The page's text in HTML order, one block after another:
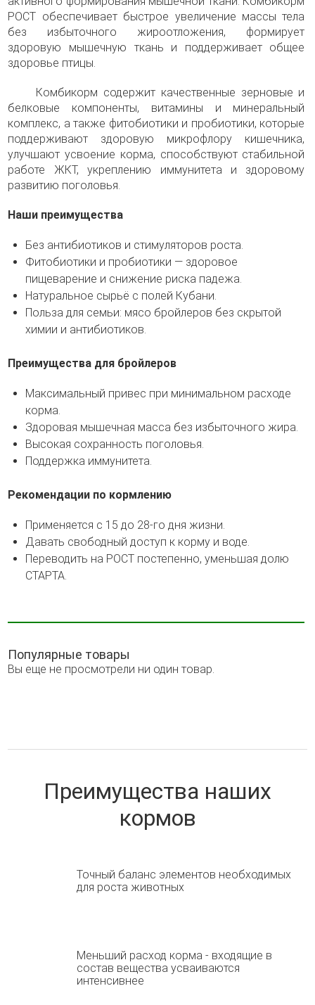
РОСТ обеспечивает быстрое увеличение массы тела
без избыточного жироотложения, формирует
здоровую мышечную ткань и поддерживает общее
здоровье птицы.
Комбикорм содержит качественные зерновые и
белковые компоненты, витамины и минеральный
комплекс, а также фитобиотики и пробиотики, которые
поддерживают здоровую микрофлору кишечника,
улучшают усвоение корма, способствуют стабильной
работе ЖКТ, укреплению иммунитета и здоровому
развитию поголовья.
Наши преимущества
Без антибиотиков и стимуляторов роста.
Фитобиотики и пробиотики — здоровое
пищеварение и снижение риска падежа.
Натуральное сырьё с полей Кубани.
Польза для семьи: мясо бройлеров без скрытой
химии и антибиотиков.
Преимущества для бройлеров
Максимальный привес при минимальном расходе
корма.
Здоровая мышечная масса без избыточного жира.
Высокая сохранность поголовья.
Поддержка иммунитета.
Рекомендации по кормлению
Применяется с 15 до 28-го дня жизни.
Давать свободный доступ к корму и воде.
Переводить на РОСТ постепенно, уменьшая долю
СТАРТА.
Популярные товары
Вы еще не просмотрели ни один товар.
Преимущества наших
кормов
Точный баланс элементов необходимых
для роста животных
Меньший расход корма - входящие в
состав вещества усваиваются
интенсивнее